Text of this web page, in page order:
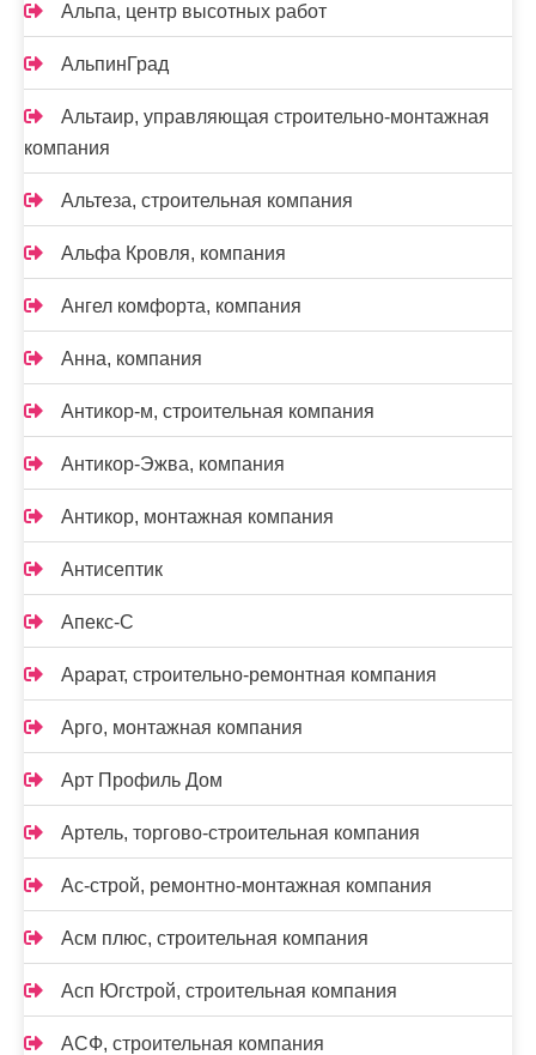
Альпа, центр высотных работ
АльпинГрад
Альтаир, управляющая строительно-монтажная
компания
Альтеза, строительная компания
Альфа Кровля, компания
Ангел комфорта, компания
Анна, компания
Антикор-м, строительная компания
Антикор-Эжва, компания
Антикор, монтажная компания
Антисептик
Апекс-С
Арарат, строительно-ремонтная компания
Арго, монтажная компания
Арт Профиль Дом
Артель, торгово-строительная компания
Ас-строй, ремонтно-монтажная компания
Асм плюс, строительная компания
Асп Югстрой, строительная компания
АСФ, строительная компания